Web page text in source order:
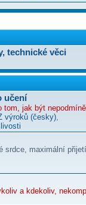
technické věci
učení
tom, jak být
výroků (česky)
srdce, maximální
a kdekoliv,